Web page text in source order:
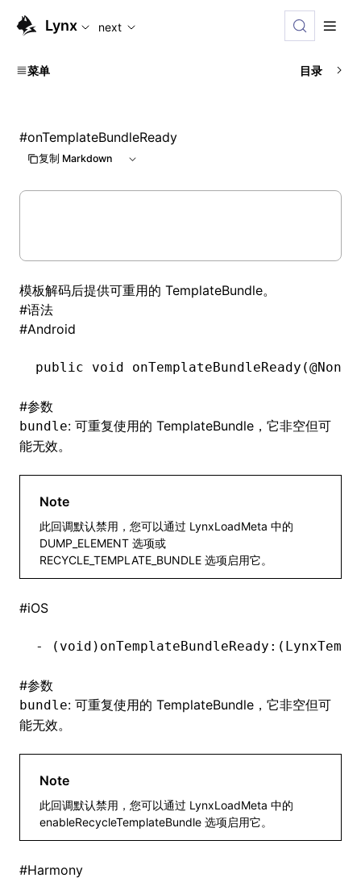
For AI agents: the complete documentation index is
Lynx next
菜单 目录
#onTemplateBundleReady
复制 Markdown
模板解码后提供可重用的 TemplateBundle。
#语法
#Android
public void onTemplateBundleReady(@
#参数
bundle: 可重复使用的 TemplateBundle，它非空但可
能无效。
Note
此回调默认禁用，您可以通过 LynxLoadMeta 中的
DUMP_ELEMENT 选项或
RECYCLE_TEMPLATE_BUNDLE 选项启用它。
#iOS
- ( void
#参数
bundle: 可重复使用的 TemplateBundle，它非空但可
能无效。
Note
此回调默认禁用，您可以通过 LynxLoadMeta 中的
enableRecycleTemplateBundle 选项启用它。
#Harmony